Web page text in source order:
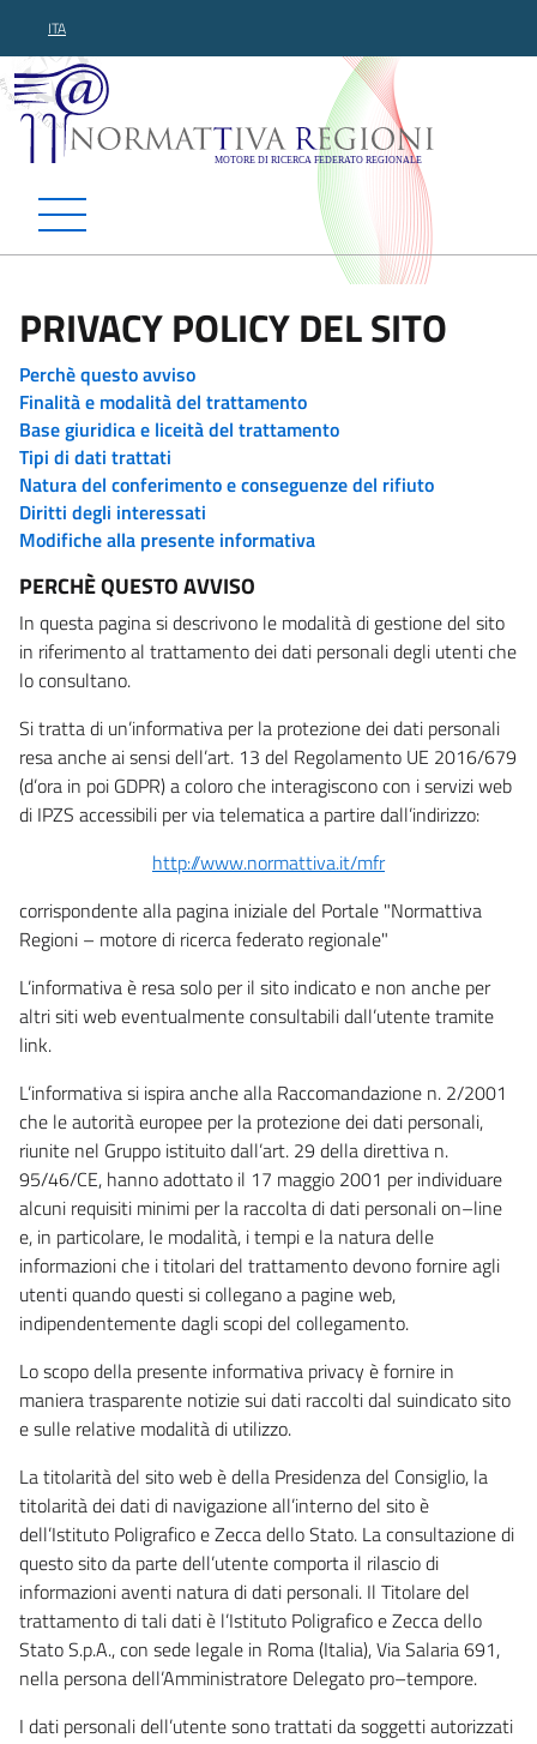
ITA
Normattiva Regioni -
PRIVACY POLICY DEL SITO
Perchè questo avviso
Finalità e modalità del trattamento
Base giuridica e liceità del trattamento
Tipi di dati trattati
Natura del conferimento e conseguenze del rifiuto
Diritti degli interessati
Modifiche alla presente informativa
PERCHÈ QUESTO AVVISO
In questa pagina si descrivono le modalità di gestione del sito
in riferimento al trattamento dei dati personali degli utenti che
lo consultano.
Si tratta di un’informativa per la protezione dei dati personali
resa anche ai sensi dell’art. 13 del Regolamento UE 2016/679
(d’ora in poi GDPR) a coloro che interagiscono con i servizi web
di IPZS accessibili per via telematica a partire dall’indirizzo:
http://www.normattiva.it/mfr
corrispondente alla pagina iniziale del Portale "Normattiva
Regioni – motore di ricerca federato regionale"
L’informativa è resa solo per il sito indicato e non anche per
altri siti web eventualmente consultabili dall’utente tramite
link.
L’informativa si ispira anche alla Raccomandazione n. 2/2001
che le autorità europee per la protezione dei dati personali,
riunite nel Gruppo istituito dall’art. 29 della direttiva n.
95/46/CE, hanno adottato il 17 maggio 2001 per individuare
alcuni requisiti minimi per la raccolta di dati personali on–line
e, in particolare, le modalità, i tempi e la natura delle
informazioni che i titolari del trattamento devono fornire agli
utenti quando questi si collegano a pagine web,
indipendentemente dagli scopi del collegamento.
Lo scopo della presente informativa privacy è fornire in
maniera trasparente notizie sui dati raccolti dal suindicato sito
e sulle relative modalità di utilizzo.
La titolarità del sito web è della Presidenza del Consiglio, la
titolarità dei dati di navigazione all’interno del sito è
dell’Istituto Poligrafico e Zecca dello Stato. La consultazione di
questo sito da parte dell’utente comporta il rilascio di
informazioni aventi natura di dati personali. Il Titolare del
trattamento di tali dati è l’Istituto Poligrafico e Zecca dello
Stato S.p.A., con sede legale in Roma (Italia), Via Salaria 691,
nella persona dell’Amministratore Delegato pro–tempore.
I dati personali dell’utente sono trattati da soggetti autorizzati